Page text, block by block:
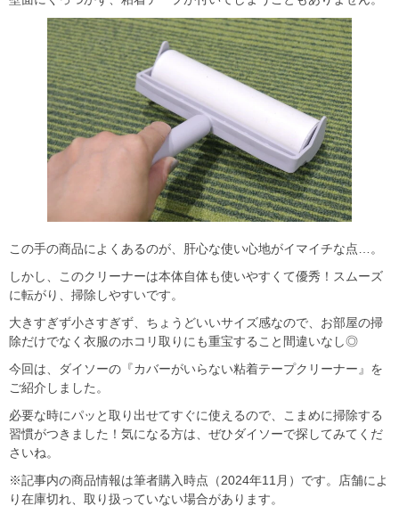
この手の商品によくあるのが、肝心な使い心地がイマイチな点…。
しかし、このクリーナーは本体自体も使いやすくて優秀！スムーズ
に転がり、掃除しやすいです。
大きすぎず小さすぎず、ちょうどいいサイズ感なので、お部屋の掃
除だけでなく衣服のホコリ取りにも重宝すること間違いなし◎
今回は、ダイソーの『カバーがいらない粘着テープクリーナー』を
ご紹介しました。
必要な時にパッと取り出せてすぐに使えるので、こまめに掃除する
習慣がつきました！気になる方は、ぜひダイソーで探してみてくだ
さいね。
※記事内の商品情報は筆者購入時点（2024年11月）です。店舗によ
り在庫切れ、取り扱っていない場合があります。